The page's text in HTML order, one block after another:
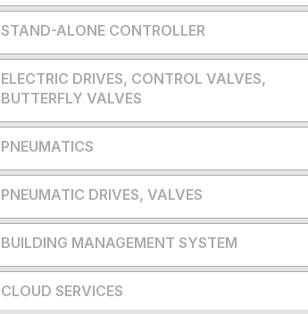
STAND-ALONE CONTROLLER
ELECTRIC DRIVES, CONTROL VALVES,
BUTTERFLY VALVES
PNEUMATICS
PNEUMATIC DRIVES, VALVES
BUILDING MANAGEMENT SYSTEM
CLOUD SERVICES